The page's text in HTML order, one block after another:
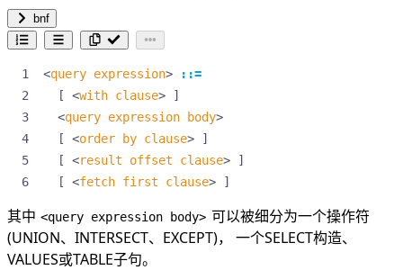
bnf
<query expression>
::=
  [
<with clause>
<query expression body>
  [
<order by clause>
  [
<result offset clause>
  [
<fetch first clause> ]
其中 <query expression body> 可以被细分为一个操作符
(UNION、INTERSECT、EXCEPT)， 一个SELECT构造、
VALUES或TABLE子句。